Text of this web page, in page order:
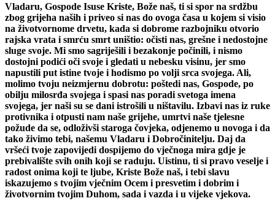
Vladaru, Gospode Isuse Kriste, Bože naš, ti si spor na srdžbu
zbog grijeha naših i priveo si nas do ovoga časa u kojem si visio
na životvornome drvetu, kada si dobrome razbojniku otvorio
rajska vrata i smrću smrt uništio: očisti nas, grešne i nedostojne
sluge svoje. Mi smo sagriješili i bezakonje počinili, i nismo
dostojni podići oči svoje i gledati u nebesku visinu, jer smo
napustili put istine tvoje i hodismo po volji srca svojega. Ali,
molimo tvoju neizmjernu dobrotu: poštedi nas, Gospode, po
obilju milosrđa svojega i spasi nas poradi svetoga imena
svojega, jer naši su se dani istrošili u ništavilu. Izbavi nas iz ruke
protivnika i otpusti nam naše grijehe, umrtvi naše tjelesne
požude da se, odloživši staroga čovjeka, odjenemo u novoga i da
tako živimo tebi, našemu Vladaru i Dobročinitelju. Daj da
vršeći tvoje zapovijedi dospijemo do vječnoga mira gdje je
prebivalište svih onih koji se raduju. Uistinu, ti si pravo veselje i
radost onima koji te ljube, Kriste Bože naš, i tebi slavu
iskazujemo s tvojim vječnim Ocem i presvetim i dobrim i
životvornim tvojim Duhom, sada i vazda i u vijeke vjekova.